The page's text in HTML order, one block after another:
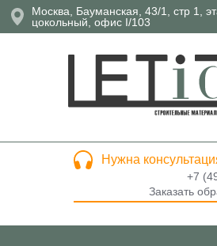
Москва, Бауманская, 43/1, стр 1,
цокольный, офис I/103
Нужна
+7
Заказать